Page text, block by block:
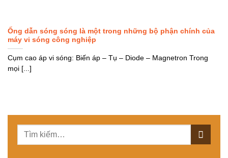
Ống dẫn sóng sóng là một trong những bộ phận chính của
máy vi sóng công nghiệp
Cụm cao áp vi sóng: Biến áp – Tụ – Diode – Magnetron Trong
mọi [...]